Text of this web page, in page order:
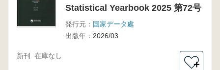
Statistical Yearbook 2025 第72号
発行元： 国家データ處
出版年： 2026/03
新刊 在庫なし
＋